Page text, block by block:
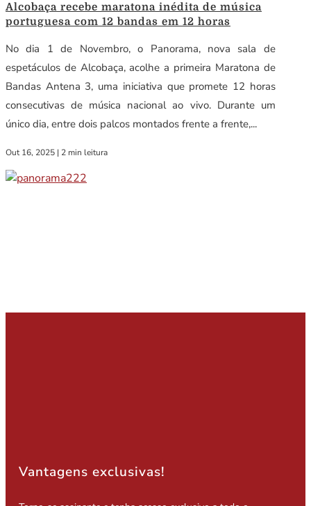
Alcobaça recebe maratona inédita de música
portuguesa com 12 bandas em 12 horas
No dia 1 de Novembro, o Panorama, nova sala de
espetáculos de Alcobaça, acolhe a primeira Maratona de
Bandas Antena 3, uma iniciativa que promete 12 horas
consecutivas de música nacional ao vivo. Durante um
único dia, entre dois palcos montados frente a frente,...
Out 16, 2025 | 2 min leitura
Vantagens exclusivas!